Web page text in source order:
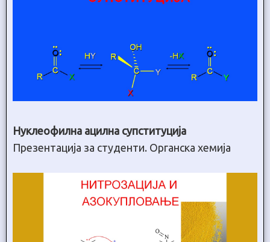
Нуклеофилна ацилна супституција
Презентација за студенти. Органска хемија